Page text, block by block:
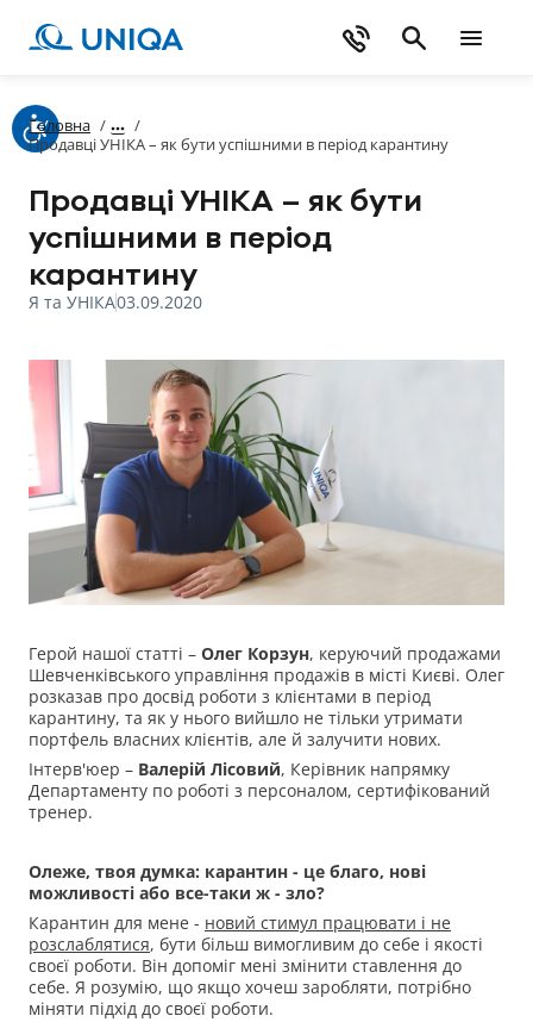
Головна /
/
Продавці УНІКА – як бути успішними в період карантину
Продавці УНІКА – як бути
успішними в період
карантину
Я та УНІКА03.09.2020
Герой нашої статті – Олег Корзун, керуючий продажами
Шевченківського управління продажів в місті Києві. Олег
розказав про досвід роботи з клієнтами в період
карантину, та як у нього вийшло не тільки утримати
портфель власних клієнтів, але й залучити нових.
Інтерв'юер – Валерій Лісовий, Керівник напрямку
Департаменту по роботі з персоналом, сертифікований
тренер.
Олеже, твоя думка: карантин - це благо, нові
можливості або все-таки ж - зло?
Карантин для мене - новий стимул працювати і не
розслаблятися, бути більш вимогливим до себе і якості
своєї роботи. Він допоміг мені змінити ставлення до
себе. Я розумію, що якщо хочеш заробляти, потрібно
міняти підхід до своєї роботи.